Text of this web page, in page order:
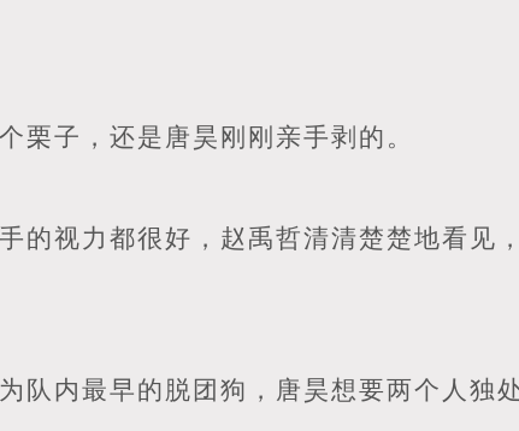
栗子，还是唐昊刚刚亲手剥的。
的视力都很好，赵禹哲清清楚楚地看见
队内最早的脱团狗，唐昊想要两个人独